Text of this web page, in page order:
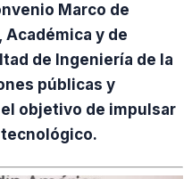
Marco de
y de
de Ingeniería de la
públicas y
objetivo de impulsar